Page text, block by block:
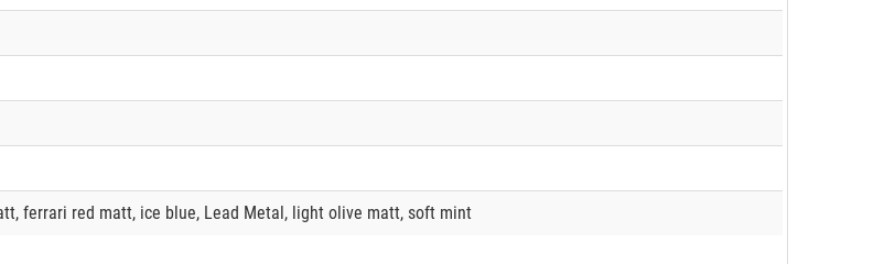
ferrari red matt, ice blue, Lead Metal, light olive matt, soft mint